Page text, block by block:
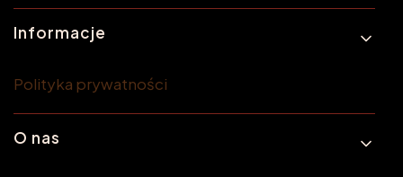
Informacje
Polityka prywatności
O nas